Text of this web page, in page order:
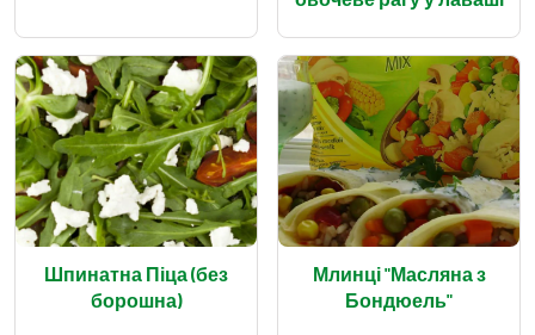
Шпинатна Піца (без
борошна)
Млинці "Масляна з
Бондюель"